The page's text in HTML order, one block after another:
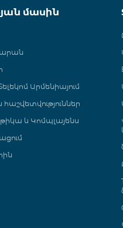
մասին
Արմենիայում
հաշվետվություններ
և Կոմպլայենս